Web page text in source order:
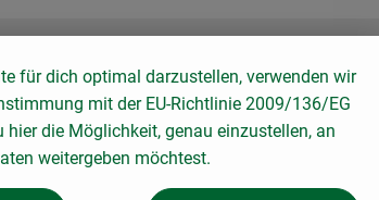
für dich optimal darzustellen, verwenden wir
mit der EU-Richtlinie 2009/136/EG
hier die Möglichkeit, genau einzustellen, an
weitergeben möchtest.